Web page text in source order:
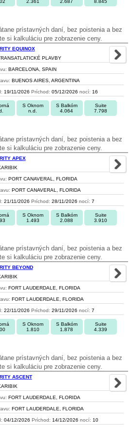
2.361 2.687 8.845
prístavných daní, bez poistenia a bez
si kalkuláciu pre zobrazenie ceny.
EQUINOX
PLAVBY
BARCELONA, SPAIN
BUENOS AIRES, ARGENTINA
19/11/2026 Príchod: 05/12/2026 nocí: 16
S Oknom
n.d.
S Balkóm
4.064
Suite
7.798
prístavných daní, bez poistenia a bez
si kalkuláciu pre zobrazenie ceny.
APEX
PORT CANAVERAL, FLORIDA
PORT CANAVERAL, FLORIDA
21/11/2026 Príchod: 28/11/2026 nocí: 7
S Oknom
1.493
S Balkóm
2.088
Suite
3.910
prístavných daní, bez poistenia a bez
si kalkuláciu pre zobrazenie ceny.
BEYOND
FORT LAUDERDALE, FLORIDA
FORT LAUDERDALE, FLORIDA
22/11/2026 Príchod: 29/11/2026 nocí: 7
S Oknom
1.810
S Balkóm
1.878
Suite
4.339
prístavných daní, bez poistenia a bez
si kalkuláciu pre zobrazenie ceny.
ASCENT
FORT LAUDERDALE, FLORIDA
FORT LAUDERDALE, FLORIDA
04/12/2026 Príchod: 14/12/2026 nocí: 10